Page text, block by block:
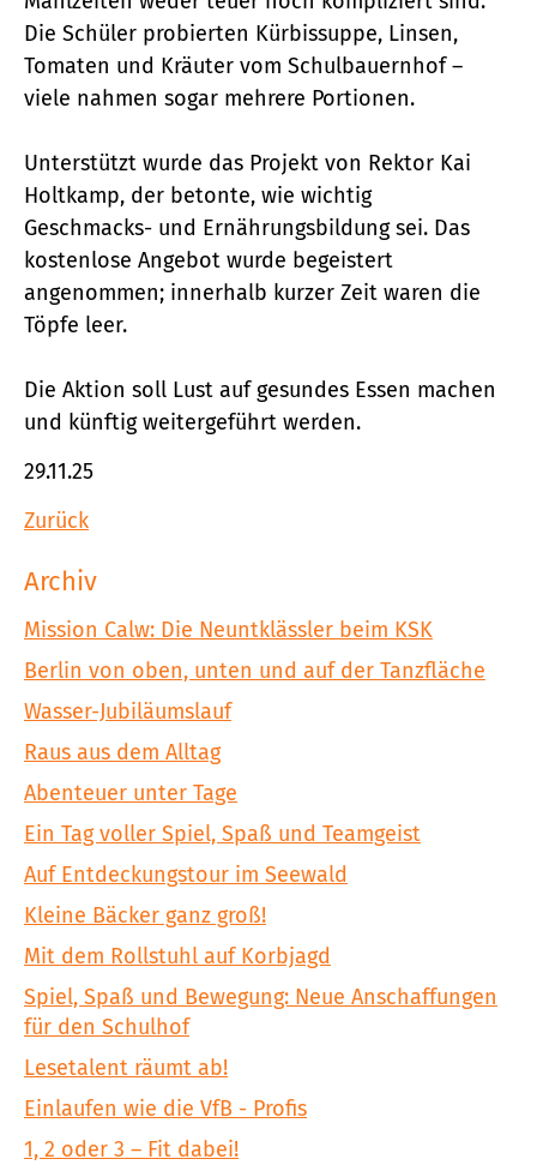
Die Schüler probierten Kürbissuppe, Linsen,
Tomaten und Kräuter vom Schulbauernhof –
viele nahmen sogar mehrere Portionen.
Unterstützt wurde das Projekt von Rektor Kai
Holtkamp, der betonte, wie wichtig
Geschmacks- und Ernährungsbildung sei. Das
kostenlose Angebot wurde begeistert
angenommen; innerhalb kurzer Zeit waren die
Töpfe leer.
Die Aktion soll Lust auf gesundes Essen machen
und künftig weitergeführt werden.
29.11.25
Zurück
Archiv
Mission Calw: Die Neuntklässler beim KSK
Berlin von oben, unten und auf der Tanzfläche
Wasser-Jubiläumslauf
Raus aus dem Alltag
Abenteuer unter Tage
Ein Tag voller Spiel, Spaß und Teamgeist
Auf Entdeckungstour im Seewald
Kleine Bäcker ganz groß!
Mit dem Rollstuhl auf Korbjagd
Spiel, Spaß und Bewegung: Neue Anschaffungen
für den Schulhof
Lesetalent räumt ab!
Einlaufen wie die VfB - Profis
1, 2 oder 3 – Fit dabei!